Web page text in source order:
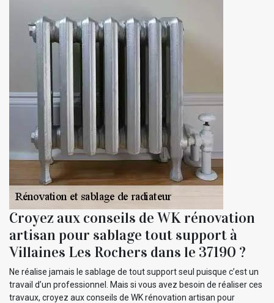
Croyez aux conseils de WK rénovation
artisan pour sablage tout support à
Villaines Les Rochers dans le 37190 ?
Ne réalise jamais le sablage de tout support seul puisque c’est un
travail d’un professionnel. Mais si vous avez besoin de réaliser ces
travaux, croyez aux conseils de WK rénovation artisan pour